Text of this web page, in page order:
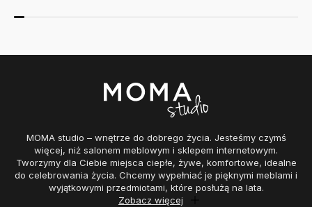
MOMA studio – wnętrze do dobrego życia. Jesteśmy czymś
więcej, niż salonem meblowym i sklepem internetowym.
Tworzymy dla Ciebie miejsca ciepłe, żywe, komfortowe, idealne
do celebrowania życia. Chcemy wypełniać je pięknymi meblami i
wyjątkowymi przedmiotami, które posłużą na lata.
Zobacz więcej